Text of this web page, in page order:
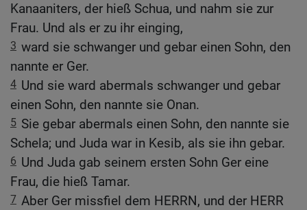
Kanaaniters, der hieß Schua, und nahm sie zur
Frau. Und als er zu ihr einging,
3 ward sie schwanger und gebar einen Sohn, den
nannte er Ger.
4 Und sie ward abermals schwanger und gebar
einen Sohn, den nannte sie Onan.
5 Sie gebar abermals einen Sohn, den nannte sie
Schela; und Juda war in Kesib, als sie ihn gebar.
6 Und Juda gab seinem ersten Sohn Ger eine
Frau, die hieß Tamar.
7 Aber Ger missfiel dem HERRN, und der HERR